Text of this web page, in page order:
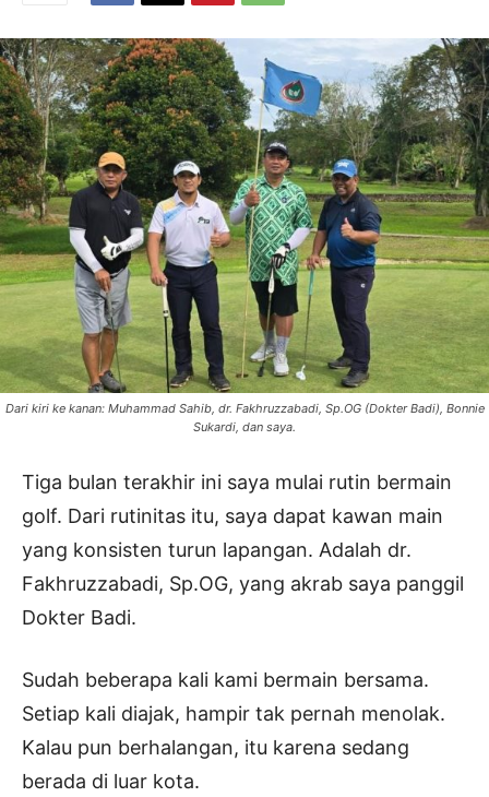
Dari kiri ke kanan: Muhammad Sahib, dr. Fakhruzzabadi, Sp.OG (Dokter Badi), Bonnie
Sukardi, dan saya.
Tiga bulan terakhir ini saya mulai rutin bermain
golf. Dari rutinitas itu, saya dapat kawan main
yang konsisten turun lapangan. Adalah dr.
Fakhruzzabadi, Sp.OG, yang akrab saya panggil
Dokter Badi.
Sudah beberapa kali kami bermain bersama.
Setiap kali diajak, hampir tak pernah menolak.
Kalau pun berhalangan, itu karena sedang
berada di luar kota.